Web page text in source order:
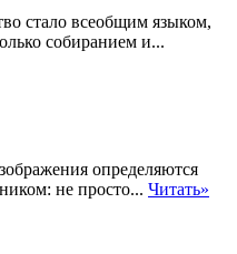
стало всеобщим языком,
собиранием и...
определяются
не просто... Читать»